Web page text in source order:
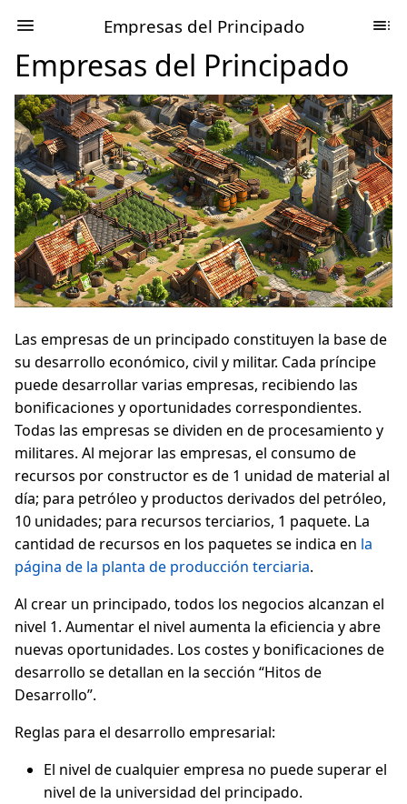
Empresas del Principado
Empresas del Principado
Las empresas de un principado constituyen la base de
su desarrollo económico, civil y militar. Cada príncipe
puede desarrollar varias empresas, recibiendo las
bonificaciones y oportunidades correspondientes.
Todas las empresas se dividen en de procesamiento y
militares. Al mejorar las empresas, el consumo de
recursos por constructor es de 1 unidad de material al
día; para petróleo y productos derivados del petróleo,
10 unidades; para recursos terciarios, 1 paquete. La
cantidad de recursos en los paquetes se indica en la
página de la planta de producción terciaria.
Al crear un principado, todos los negocios alcanzan el
nivel 1. Aumentar el nivel aumenta la eficiencia y abre
nuevas oportunidades. Los costes y bonificaciones de
desarrollo se detallan en la sección “Hitos de
Desarrollo”.
Reglas para el desarrollo empresarial:
El nivel de cualquier empresa no puede superar el
nivel de la universidad del principado.